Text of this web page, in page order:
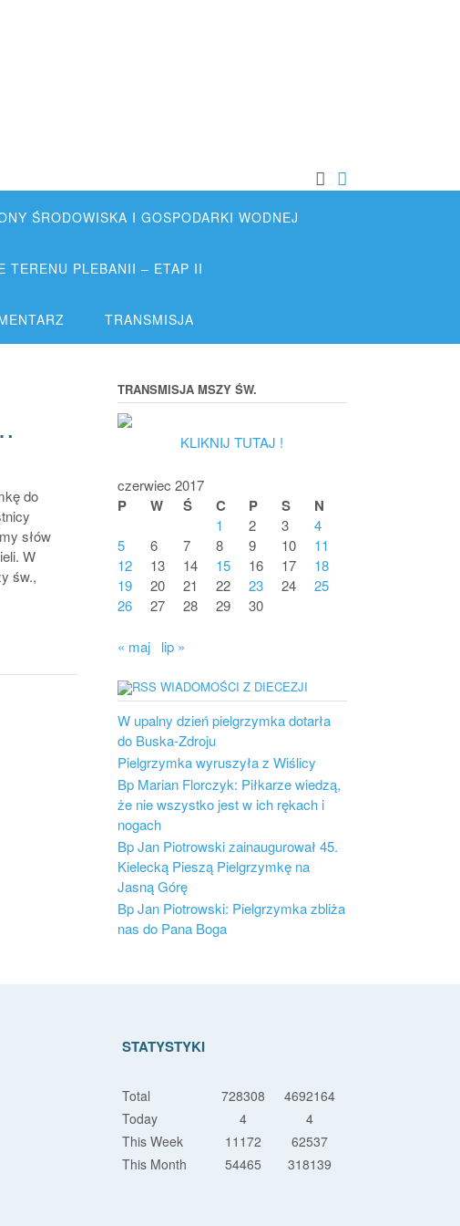
ŚRODOWISKA I GOSPODARKI WODNEJ
TERENU PLEBANII – ETAP II
TRANSMISJA
do
słów
W
św.,
TRANSMISJA MSZY ŚW.
KLIKNIJ TUTAJ !
czerwiec 2017
P W Ś C P S N
1 2 3
4
5
6 7 8 9 10
11
12
13 14 15 16 17
18
19
20 21 22 23 24
25
26
27 28 29 30
« maj lip »
WIADOMOŚCI Z DIECEZJI
W upalny dzień pielgrzymka dotarła
do Buska-Zdroju
Pielgrzymka wyruszyła z Wiślicy
Bp Marian Florczyk: Piłkarze wiedzą,
że nie wszystko jest w ich rękach i
nogach
Bp Jan Piotrowski zainaugurował 45.
Kielecką Pieszą Pielgrzymkę na
Jasną Górę
Bp Jan Piotrowski: Pielgrzymka zbliża
nas do Pana Boga
STATYSTYKI
Total 728308
4692164
Today
4
4
This Week
11172
62537
This Month
54465 318139